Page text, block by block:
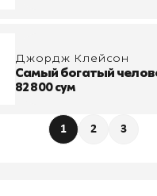
Джордж Клейсон
Самый богатый
82 800 сум
1 2 3